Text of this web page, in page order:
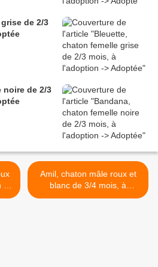
de 2/3
noire de 2/3
>
Amil, chaton mâle roux et
blanc de 3/4 mois, à
l'adoption -> adopté >